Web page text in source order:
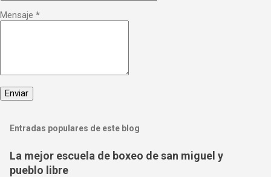
Mensaje *
Entradas populares de este blog
La mejor escuela de boxeo de san miguel y
pueblo libre